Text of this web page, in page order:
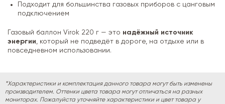
Подходит для большинства газовых приборов с цанговым
подключением
Газовый баллон Virok 220 г — это надёжный источник
энергии, который не подведёт в дороге, на отдыхе или в
повседневном использовании.
*Характеристики и комплектация данного товара могут быть изменены
производителем. Оттенки цвета товара могут отличаться на разных
мониторах. Пожалуйста уточняйте характеристики и цвет товара у